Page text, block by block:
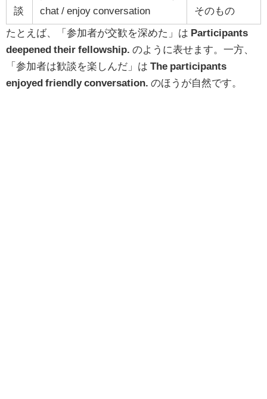
談
chat / enjoy conversation
そのもの
たとえば、「参加者が交歓を深めた」は Participants
deepened their fellowship. のように表せます。一方、
「参加者は歓談を楽しんだ」は The participants
enjoyed friendly conversation. のほうが自然です。